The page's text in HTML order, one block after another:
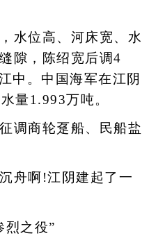
位高、河床宽、水
隙，陈绍宽后调4
中。中国海军在江阴
量1.993万吨。
商轮趸船、民船盐
啊!江阴建起了一
之役”